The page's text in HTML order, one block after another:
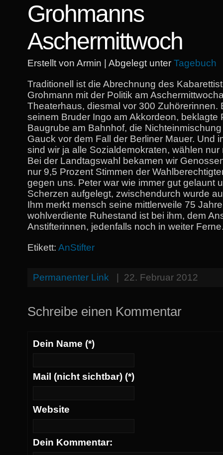
Grohmanns
Aschermittwoch
Erstellt von Armin | Abgelegt unter Tagebuch
Traditionell ist die Abrechnung des
Grohmann mit der Politik am
Theaterhaus, diesmal vor 300 Zuhörerinnen.
seinem Bruder Ingo am Akkordeon, beklagte
Baugrube am Bahnhof, die
Gauck vor dem Fall der Berliner Mauer. Und
sind wir ja alle Sozialdemokraten, wählen nur
Bei der Landtagswahl bekamen wir
nur 9,5 Prozent Stimmen der
gegen uns. Peter war wie immer gut gelaunt
Scherzen aufgelegt, zwischendurch wurde
Ihm merkt mensch seine mittlerweile 75
wohlverdiente Ruhestand ist bei ihm, dem
Anstifterinnen, jedenfalls noch in weiter
Etikett: AnStifter
Permanenter Link 22. Februar 2012
Schreibe einen Kommentar
Dein Name (*)
Mail (nicht sichtbar) (*)
Website
Dein Kommentar: